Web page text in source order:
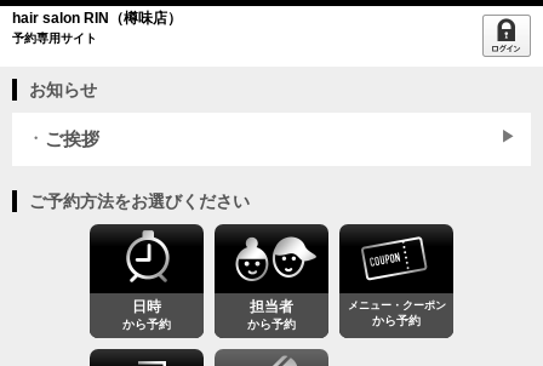
hair salon RIN（樽味店）
予約専用サイト
お知らせ
ご挨拶
ご予約方法をお選びください
日時
から予約
担当者
から予約
メニュー・クーポン
から予約